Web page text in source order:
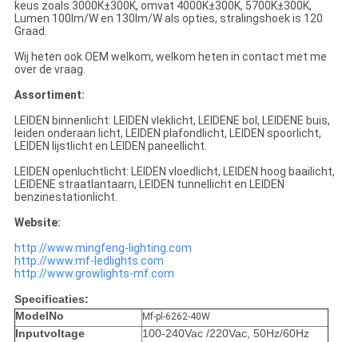
keus zoals 3000K±300K, omvat 4000K±300K, 5700K±300K,
Lumen 100lm/W en 130lm/W als opties, stralingshoek is 120
Graad.
Wij heten ook OEM welkom, welkom heten in contact met me
over de vraag.
Assortiment:
LEIDEN binnenlicht: LEIDEN vleklicht, LEIDENE bol, LEIDENE buis,
leiden onderaan licht, LEIDEN plafondlicht, LEIDEN spoorlicht,
LEIDEN lijstlicht en LEIDEN paneellicht.
LEIDEN openluchtlicht: LEIDEN vloedlicht, LEIDEN hoog baailicht,
LEIDENE straatlantaarn, LEIDEN tunnellicht en LEIDEN
benzinestationlicht.
Website:
http://www.mingfeng-lighting.com
http://www.mf-ledlights.com
http://www.growlights-mf.com
Specificaties:
ModelNo
Mf-pl-6262-40W
Inputvoltage
100-240Vac /220Vac, 50Hz/60Hz